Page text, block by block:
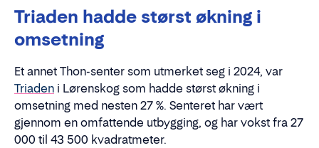
Triaden hadde størst økning i
omsetning
Et annet Thon-senter som utmerket seg i 2024, var
Triaden i Lørenskog som hadde størst økning i
omsetning med nesten 27 %. Senteret har vært
gjennom en omfattende utbygging, og har vokst fra 27
000 til 43 500 kvadratmeter.